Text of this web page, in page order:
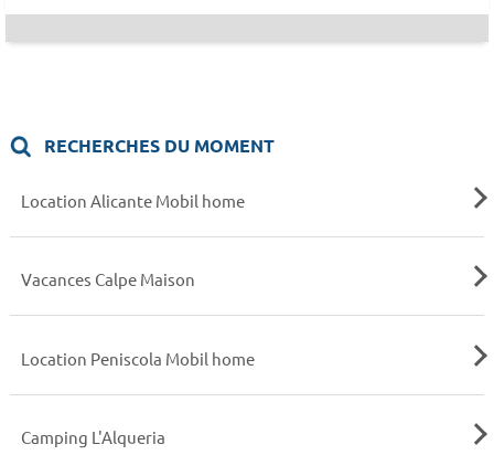
RECHERCHES DU MOMENT
Location Alicante Mobil home
Vacances Calpe Maison
Location Peniscola Mobil home
Camping L'Alqueria